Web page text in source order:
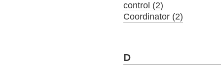
control (2)
Coordinator (2)
D